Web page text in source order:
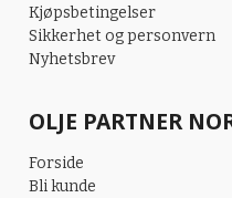
Kjøpsbetingelser
Sikkerhet og personvern
Nyhetsbrev
OLJE PARTNER
Forside
Bli kunde